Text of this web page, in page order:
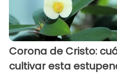
Corona de Cristo:
cultivar esta